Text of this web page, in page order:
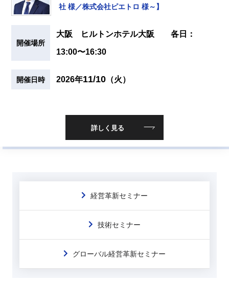
社 様／株式会社ピエトロ 様～】
開催場所
大阪 ヒルトンホテル大阪 各日：
13:00〜16:30
開催日時 2026年11/10 （火）
詳しく見る
経営革新セミナー
技術セミナー
グローバル経営革新セミナー